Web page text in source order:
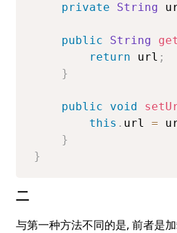
private String
public String
return url ;
}
public void
this . url =
}
}
二
与第一种方法不同的是, 前者是